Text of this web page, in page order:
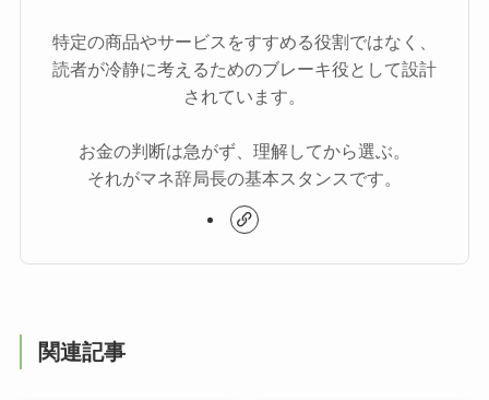
特定の商品やサービスをすすめる役割ではなく、
読者が冷静に考えるためのブレーキ役として設計
されています。
お金の判断は急がず、理解してから選ぶ。
それがマネ辞局長の基本スタンスです。
関連記事